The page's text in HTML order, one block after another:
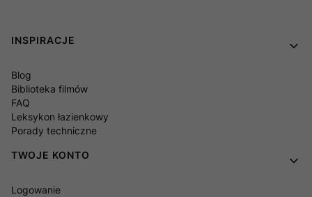
Linki w stopce
INSPIRACJE
Blog
Biblioteka filmów
FAQ
Leksykon łazienkowy
Porady techniczne
TWOJE KONTO
Logowanie